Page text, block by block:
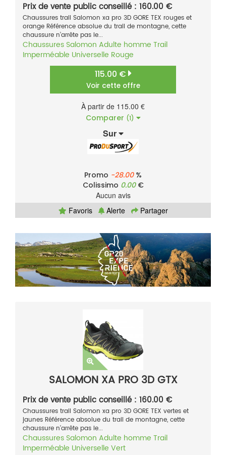
Prix de vente public conseillé : 160.00 €
Chaussures trail Salomon xa pro 3D GORE TEX rouges et
orange Référence absolue du trail de montagne, cette
chaussure n’arrête pas le...
Chaussures Salomon Adulte homme Trail
Imperméable Universelle Rouge
115.00 €
Voir cette offre
À partir de 115.00 €
Comparer (1)
Sur
Promo -28.00%
Colissimo 0.00€
Aucun avis
Favoris
Alerte Partager
SALOMON XA PRO 3D GTX
Prix de vente public conseillé : 160.00 €
Chaussures trail Salomon xa pro 3D GORE TEX vertes et
jaunes Référence absolue du trail de montagne, cette
chaussure n’arrête pas le...
Chaussures Salomon Adulte homme Trail
Imperméable Universelle Vert